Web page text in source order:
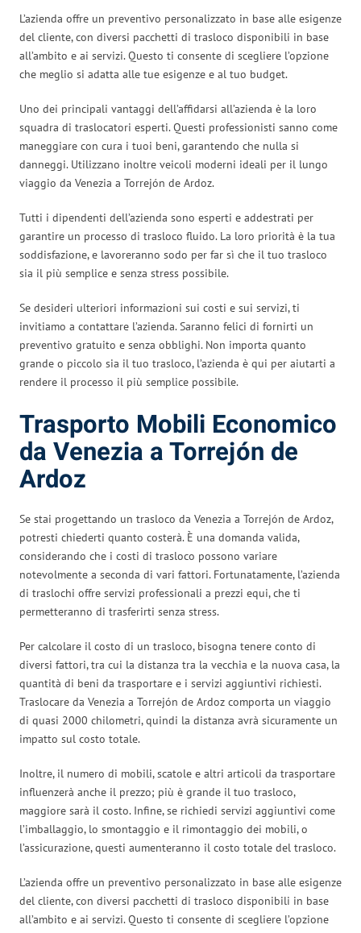
L’azienda offre un preventivo personalizzato in base alle esigenze
del cliente, con diversi pacchetti di trasloco disponibili in base
all’ambito e ai servizi. Questo ti consente di scegliere l’opzione
che meglio si adatta alle tue esigenze e al tuo budget.
Uno dei principali vantaggi dell’affidarsi all’azienda è la loro
squadra di traslocatori esperti. Questi professionisti sanno come
maneggiare con cura i tuoi beni, garantendo che nulla si
danneggi. Utilizzano inoltre veicoli moderni ideali per il lungo
viaggio da Venezia a Torrejón de Ardoz.
Tutti i dipendenti dell’azienda sono esperti e addestrati per
garantire un processo di trasloco fluido. La loro priorità è la tua
soddisfazione, e lavoreranno sodo per far sì che il tuo trasloco
sia il più semplice e senza stress possibile.
Se desideri ulteriori informazioni sui costi e sui servizi, ti
invitiamo a contattare l’azienda. Saranno felici di fornirti un
preventivo gratuito e senza obblighi. Non importa quanto
grande o piccolo sia il tuo trasloco, l’azienda è qui per aiutarti a
rendere il processo il più semplice possibile.
Trasporto Mobili Economico
da Venezia a Torrejón de
Ardoz
Se stai progettando un trasloco da Venezia a Torrejón de Ardoz,
potresti chiederti quanto costerà. È una domanda valida,
considerando che i costi di trasloco possono variare
notevolmente a seconda di vari fattori. Fortunatamente, l’azienda
di traslochi offre servizi professionali a prezzi equi, che ti
permetteranno di trasferirti senza stress.
Per calcolare il costo di un trasloco, bisogna tenere conto di
diversi fattori, tra cui la distanza tra la vecchia e la nuova casa, la
quantità di beni da trasportare e i servizi aggiuntivi richiesti.
Traslocare da Venezia a Torrejón de Ardoz comporta un viaggio
di quasi 2000 chilometri, quindi la distanza avrà sicuramente un
impatto sul costo totale.
Inoltre, il numero di mobili, scatole e altri articoli da trasportare
influenzerà anche il prezzo; più è grande il tuo trasloco,
maggiore sarà il costo. Infine, se richiedi servizi aggiuntivi come
l’imballaggio, lo smontaggio e il rimontaggio dei mobili, o
l’assicurazione, questi aumenteranno il costo totale del trasloco.
L’azienda offre un preventivo personalizzato in base alle esigenze
del cliente, con diversi pacchetti di trasloco disponibili in base
all’ambito e ai servizi. Questo ti consente di scegliere l’opzione